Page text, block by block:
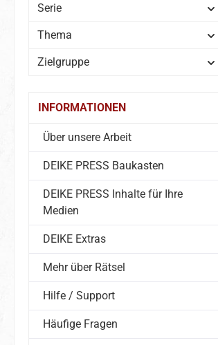
Serie
Thema
Zielgruppe
INFORMATIONEN
Über unsere Arbeit
DEIKE PRESS Baukasten
DEIKE PRESS Inhalte für Ihre
Medien
DEIKE Extras
Mehr über Rätsel
Hilfe / Support
Häufige Fragen